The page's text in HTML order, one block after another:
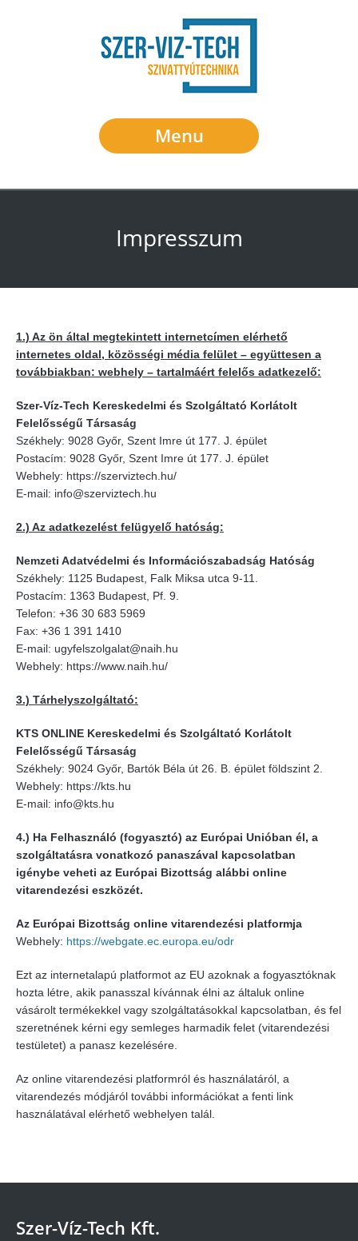
Menu
Impresszum
1.) Az ön által megtekintett internetcímen elérhető
internetes oldal, közösségi média felület – együttesen a
továbbiakban: webhely – tartalmáért felelős adatkezelő:
Szer-Víz-Tech Kereskedelmi és Szolgáltató Korlátolt
Felelősségű Társaság
Székhely: 9028 Győr, Szent Imre út 177. J. épület
Postacím: 9028 Győr, Szent Imre út 177. J. épület
Webhely: https://szerviztech.hu/
E-mail: info@szerviztech.hu
2.) Az adatkezelést felügyelő hatóság:
Nemzeti Adatvédelmi és Információszabadság Hatóság
Székhely: 1125 Budapest, Falk Miksa utca 9-11.
Postacím: 1363 Budapest, Pf. 9.
Telefon: +36 30 683 5969
Fax: +36 1 391 1410
E-mail: ugyfelszolgalat@naih.hu
Webhely: https://www.naih.hu/
3.) Tárhelyszolgáltató:
KTS ONLINE Kereskedelmi és Szolgáltató Korlátolt
Felelősségű Társaság
Székhely: 9024 Győr, Bartók Béla út 26. B. épület földszint 2.
Webhely: https://kts.hu
E-mail: info@kts.hu
4.) Ha Felhasználó (fogyasztó) az Európai Unióban él, a
szolgáltatásra vonatkozó panaszával kapcsolatban
igénybe veheti az Európai Bizottság alábbi online
vitarendezési eszközét.
Az Európai Bizottság online vitarendezési platformja
Webhely: https://webgate.ec.europa.eu/odr
Ezt az internetalapú platformot az EU azoknak a fogyasztóknak
hozta létre, akik panasszal kívánnak élni az általuk online
vásárolt termékekkel vagy szolgáltatásokkal kapcsolatban, és fel
szeretnének kérni egy semleges harmadik felet (vitarendezési
testületet) a panasz kezelésére.
Az online vitarendezési platformról és használatáról, a
vitarendezés módjáról további információkat a fenti link
használatával elérhető webhelyen talál.
Szer-Víz-Tech Kft.